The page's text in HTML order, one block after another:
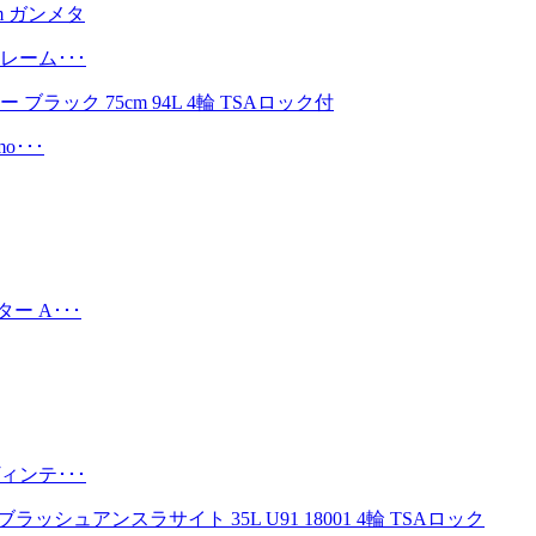
ーム･･･
･･･
ー A･･･
ンテ･･･